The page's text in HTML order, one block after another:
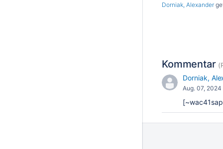
Dorniak, Alexander
Kommentar
Dorniak,
Aug. 07, 2024